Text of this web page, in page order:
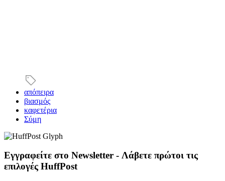
απόπειρα
βιασμός
καφετέρια
Σύμη
Εγγραφείτε στο Newsletter - Λάβετε πρώτοι τις
επιλογές HuffPost